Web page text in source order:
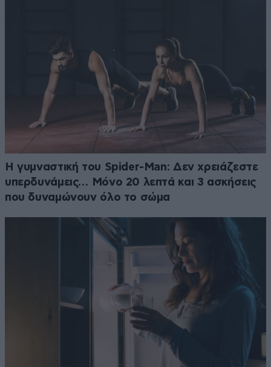
Η γυμναστική του Spider-Man: Δεν χρειάζεστε
υπερδυνάμεις… Μόνο 20 λεπτά και 3 ασκήσεις
που δυναμώνουν όλο το σώμα